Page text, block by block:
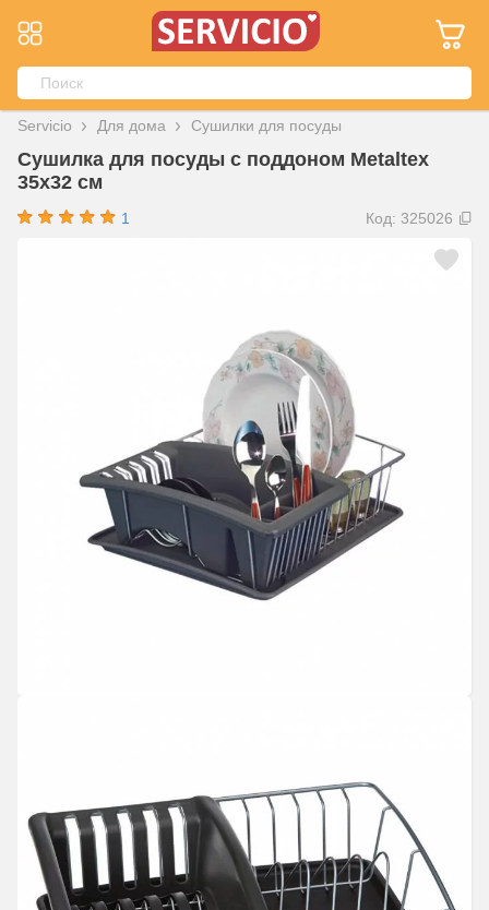
Servicio Для дома Сушилки для посуды
Сушилка для посуды с поддоном Metaltex
35x32 см
1 Код: 325026